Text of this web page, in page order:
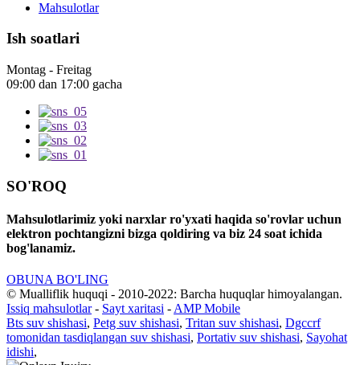
Mahsulotlar
Ish soatlari
Montag - Freitag
09:00 dan 17:00 gacha
SO'ROQ
Mahsulotlarimiz yoki narxlar ro'yxati haqida so'rovlar uchun
elektron pochtangizni bizga qoldiring va biz 24 soat ichida
bog'lanamiz.
OBUNA BO'LING
© Mualliflik huquqi - 2010-2022: Barcha huquqlar himoyalangan.
Issiq mahsulotlar- Sayt xaritasi - AMP Mobile
Bts suv shishasi, Petg suv shishasi, Tritan suv shishasi, Dgccrf
tomonidan tasdiqlangan suv shishasi, Portativ suv shishasi, Sayohat
idishi,